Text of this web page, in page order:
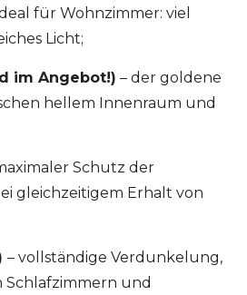
für Wohnzimmer: viel
Licht;
im Angebot!) – der goldene
hellem Innenraum und
Schutz der
gleichzeitigem Erhalt von
– vollständige Verdunkelung,
Schlafzimmern und